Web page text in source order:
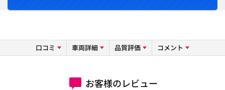
口コミ 車両詳細 品質評価 コメント
お客様のレビュー